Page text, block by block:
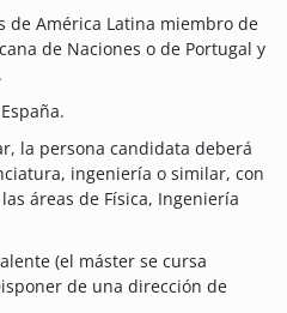
de América Latina miembro de
de Naciones o de Portugal y
la persona candidata deberá
ingeniería o similar, con
áreas de Física, Ingeniería
(el máster se cursa
de una dirección de